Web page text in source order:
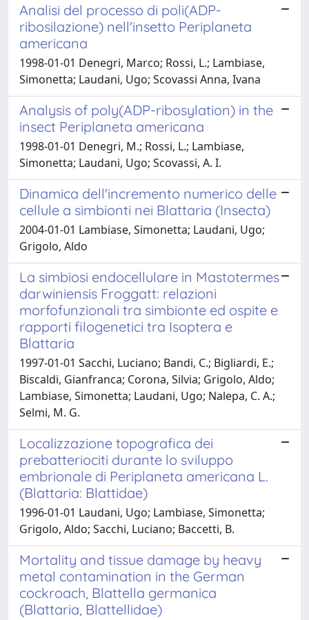
Analisi del processo di poli(ADP-
ribosilazione) nell'insetto Periplaneta
americana
1998-01-01 Denegri, Marco; Rossi, L.; Lambiase,
Simonetta; Laudani, Ugo; Scovassi Anna, Ivana
Analysis of poly(ADP-ribosylation) in the
insect Periplaneta americana
1998-01-01 Denegri, M.; Rossi, L.; Lambiase,
Simonetta; Laudani, Ugo; Scovassi, A. I.
Dinamica dell'incremento numerico delle
cellule a simbionti nei Blattaria (Insecta)
2004-01-01 Lambiase, Simonetta; Laudani, Ugo;
Grigolo, Aldo
La simbiosi endocellulare in Mastotermes
darwiniensis Froggatt: relazioni
morfofunzionali tra simbionte ed ospite e
rapporti filogenetici tra Isoptera e
Blattaria
1997-01-01 Sacchi, Luciano; Bandi, C.; Bigliardi, E.;
Biscaldi, Gianfranca; Corona, Silvia; Grigolo, Aldo;
Lambiase, Simonetta; Laudani, Ugo; Nalepa, C. A.;
Selmi, M. G.
Localizzazione topografica dei
prebatteriociti durante lo sviluppo
embrionale di Periplaneta americana L.
(Blattaria: Blattidae)
1996-01-01 Laudani, Ugo; Lambiase, Simonetta;
Grigolo, Aldo; Sacchi, Luciano; Baccetti, B.
Mortality and tissue damage by heavy
metal contamination in the German
cockroach, Blattella germanica
(Blattaria, Blattellidae)